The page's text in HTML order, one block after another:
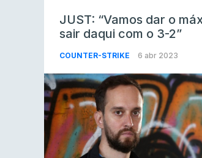
JUST: “Vamos dar o
sair daqui com o 3-2”
COUNTER-STRIKE 6 abr 2023